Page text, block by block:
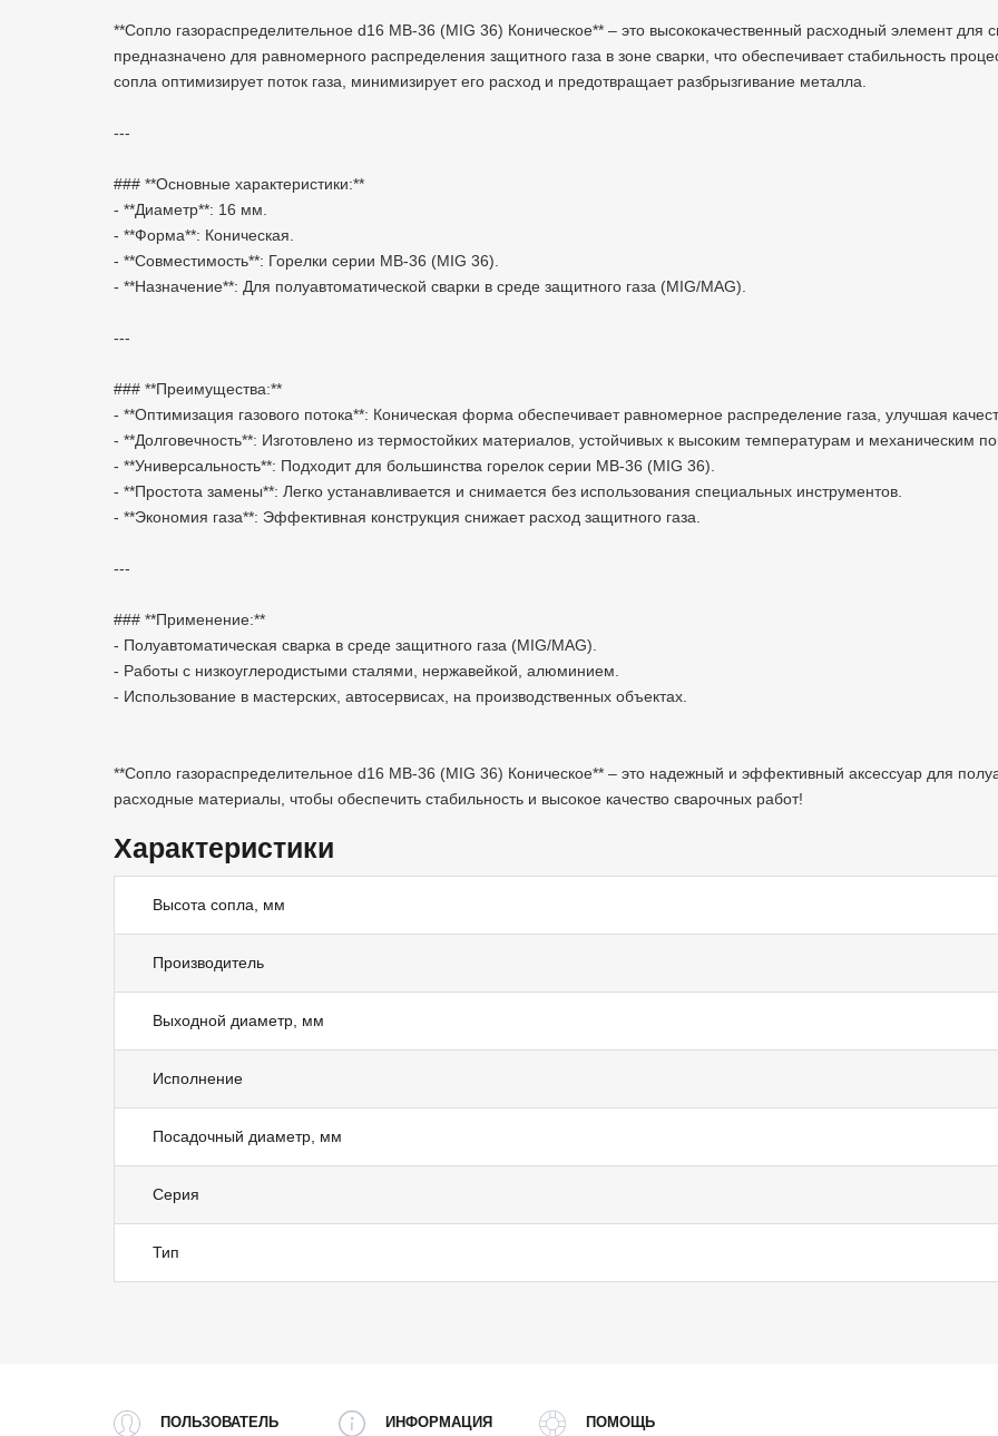
**Сопло газораспределительное d16 MB-36 (MIG 36) Коническое** – это высококачественный расходный элемент для
предназначено для равномерного распределения защитного газа в зоне сварки, что обеспечивает стабильность
сопла оптимизирует поток газа, минимизирует его расход и предотвращает разбрызгивание металла.
---
### **Основные характеристики:**
- **Диаметр**: 16 мм.
- **Форма**: Коническая.
- **Совместимость**: Горелки серии MB-36 (MIG 36).
- **Назначение**: Для полуавтоматической сварки в среде защитного газа (MIG/MAG).
---
### **Преимущества:**
- **Оптимизация газового потока**: Коническая форма обеспечивает равномерное распределение газа, улучшая
- **Долговечность**: Изготовлено из термостойких материалов, устойчивых к высоким температурам и механическим
- **Универсальность**: Подходит для большинства горелок серии MB-36 (MIG 36).
- **Простота замены**: Легко устанавливается и снимается без использования специальных инструментов.
- **Экономия газа**: Эффективная конструкция снижает расход защитного газа.
---
### **Применение:**
- Полуавтоматическая сварка в среде защитного газа (MIG/MAG).
- Работы с низкоуглеродистыми сталями, нержавейкой, алюминием.
- Использование в мастерских, автосервисах, на производственных объектах.
**Сопло газораспределительное d16 MB-36 (MIG 36) Коническое** – это надежный и эффективный аксессуар для
расходные материалы, чтобы обеспечить стабильность и высокое качество сварочных работ!
Характеристики
Высота сопла, мм
Производитель
Выходной диаметр, мм
Исполнение
Посадочный диаметр, мм
Серия
Тип
ПОЛЬЗОВАТЕЛЬ ИНФОРМАЦИЯ ПОМОЩЬ